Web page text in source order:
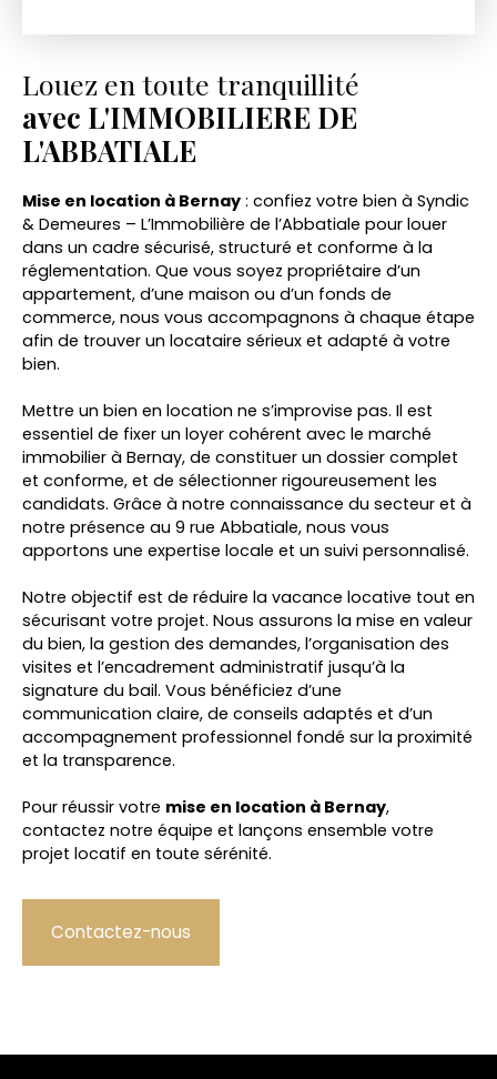
Louez en toute tranquillité
avec L'IMMOBILIERE DE
L'ABBATIALE
Mise en location à Bernay : confiez votre bien à Syndic
& Demeures – L’Immobilière de l’Abbatiale pour louer
dans un cadre sécurisé, structuré et conforme à la
réglementation. Que vous soyez propriétaire d’un
appartement, d’une maison ou d’un fonds de
commerce, nous vous accompagnons à chaque étape
afin de trouver un locataire sérieux et adapté à votre
bien.
Mettre un bien en location ne s’improvise pas. Il est
essentiel de fixer un loyer cohérent avec le marché
immobilier à Bernay, de constituer un dossier complet
et conforme, et de sélectionner rigoureusement les
candidats. Grâce à notre connaissance du secteur et à
notre présence au 9 rue Abbatiale, nous vous
apportons une expertise locale et un suivi personnalisé.
Notre objectif est de réduire la vacance locative tout en
sécurisant votre projet. Nous assurons la mise en valeur
du bien, la gestion des demandes, l’organisation des
visites et l’encadrement administratif jusqu’à la
signature du bail. Vous bénéficiez d’une
communication claire, de conseils adaptés et d’un
accompagnement professionnel fondé sur la proximité
et la transparence.
Pour réussir votre mise en location à Bernay,
contactez notre équipe et lançons ensemble votre
projet locatif en toute sérénité.
Contactez-nous